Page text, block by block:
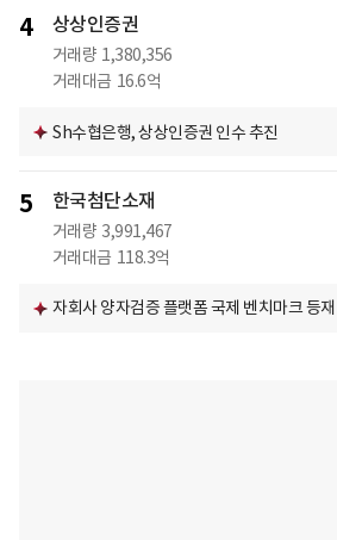
4 상상인증권
거래량 1,380,356
거래대금 16.6억
Sh수협은행, 상상인증권 인수 추진
5 한국첨단소재
거래량 3,991,467
거래대금 118.3억
자회사 양자검증 플랫폼 국제 벤치마크 등재